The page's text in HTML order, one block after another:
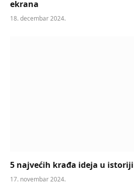
ekrana
18. decembar 2024.
5 najvećih krađa ideja u istoriji
17. novembar 2024.